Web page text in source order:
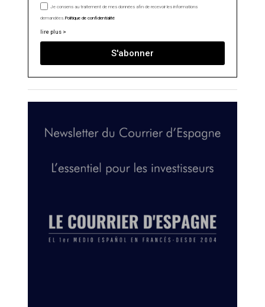
Je consens au traitement de mes données afin de recevoir les informations
demandées.Politique de confidentialité
lire plus >
S'abonner